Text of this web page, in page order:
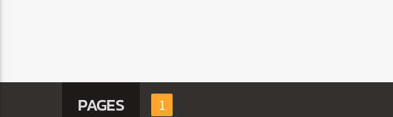
PAGES 1